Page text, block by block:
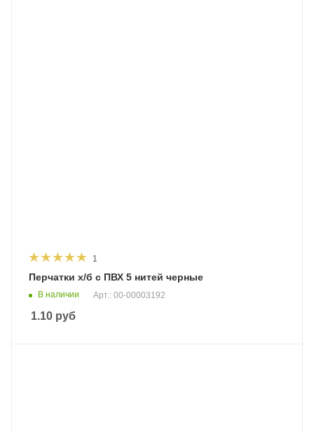
1
Перчатки х/б с ПВХ 5 нитей черные
В наличии Арт.: 00-00003192
1.10 руб